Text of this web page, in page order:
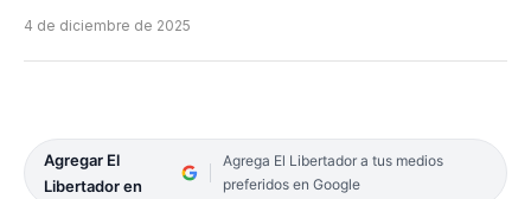
4 de diciembre de 2025
Agregar El
Libertador en
Agrega El Libertador a tus medios
preferidos en Google